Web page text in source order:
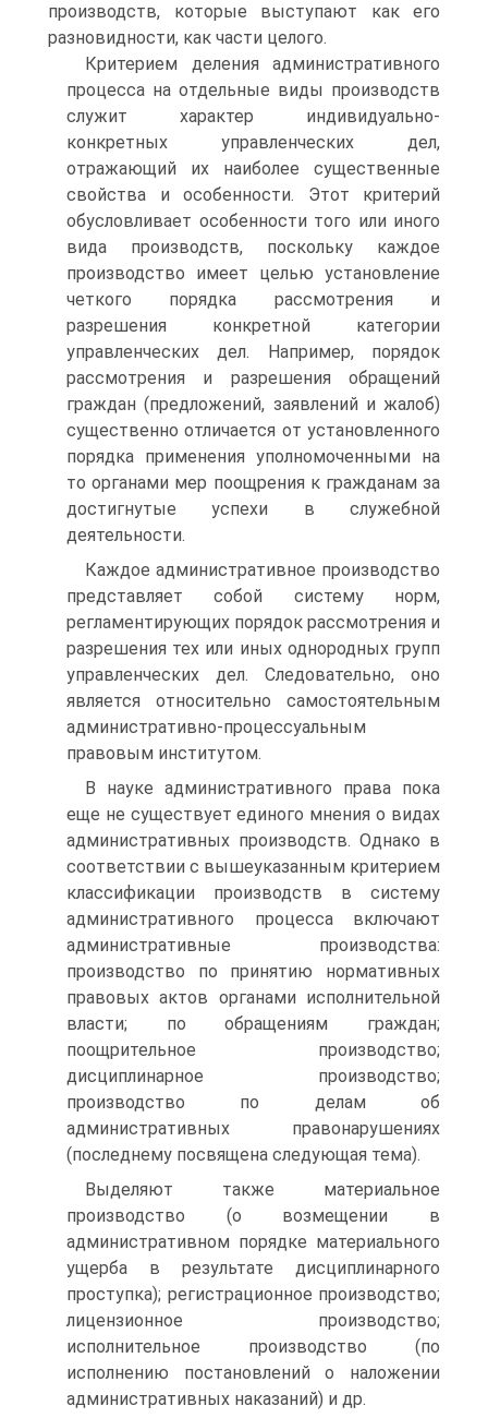
производств, которые выступают как его
разновидности, как части целого.
Критерием деления административного
процесса на отдельные виды производств
служит характер индивидуально-
конкретных управленческих дел,
отражающий их наиболее существенные
свойства и особенности. Этот критерий
обусловливает особенности того или иного
вида производств, поскольку каждое
производство имеет целью установление
четкого порядка рассмотрения и
разрешения конкретной категории
управленческих дел. Например, порядок
рассмотрения и разрешения обращений
граждан (предложений, заявлений и жалоб)
существенно отличается от установленного
порядка применения уполномоченными на
то органами мер поощрения к гражданам за
достигнутые успехи в служебной
деятельности.
Каждое административное производство
представляет собой систему норм,
регламентирующих порядок рассмотрения и
разрешения тех или иных однородных групп
управленческих дел. Следовательно, оно
является относительно самостоятельным
административно-процессуальным
правовым институтом.
В науке административного права пока
еще не существует единого мнения о видах
административных производств. Однако в
соответствии с вышеуказанным критерием
классификации производств в систему
административного процесса включают
административные производства:
производство по принятию нормативных
правовых актов органами исполнительной
власти; по обращениям граждан;
поощрительное производство;
дисциплинарное производство;
производство по делам об
административных правонарушениях
(последнему посвящена следующая тема).
Выделяют также материальное
производство (о возмещении в
административном порядке материального
ущерба в результате дисциплинарного
проступка); регистрационное производство;
лицензионное производство;
исполнительное производство (по
исполнению постановлений о наложении
административных наказаний) и др.